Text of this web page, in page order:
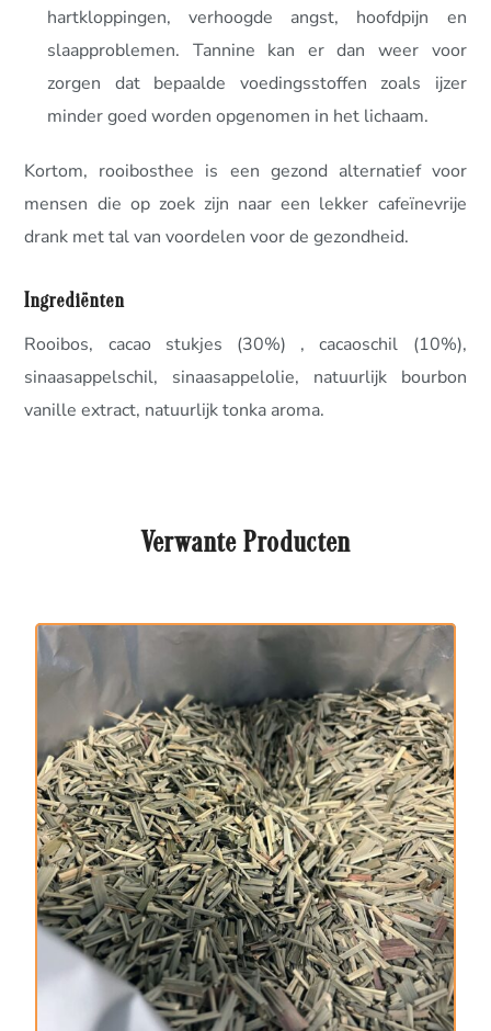
hartkloppingen, verhoogde angst, hoofdpijn en
slaapproblemen. Tannine kan er dan weer voor
zorgen dat bepaalde voedingsstoffen zoals ijzer
minder goed worden opgenomen in het lichaam.
Kortom, rooibosthee is een gezond alternatief voor
mensen die op zoek zijn naar een lekker cafeïnevrije
drank met tal van voordelen voor de gezondheid.
Ingrediënten
Rooibos, cacao stukjes (30%) , cacaoschil (10%),
sinaasappelschil, sinaasappelolie, natuurlijk bourbon
vanille extract, natuurlijk tonka aroma.
Verwante Producten